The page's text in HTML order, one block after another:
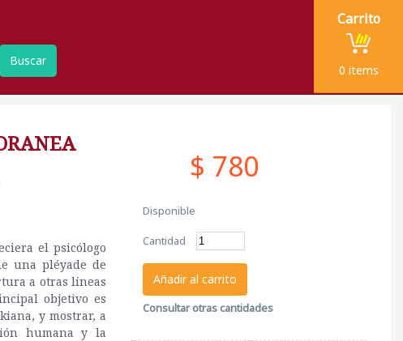
Buscar
Carrito
0 items
el psicólogo
una pléyade de
a otras líneas
objetivo es
y mostrar, a
humana y la
$ 780
Disponible
Cantidad
Añadir al carrito
Consultar otras cantidades